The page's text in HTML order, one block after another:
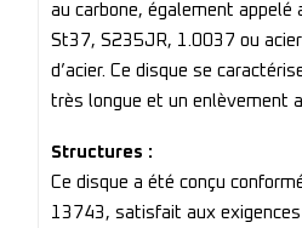
au carbone, également appelé
St37, S235JR, 1.0037 ou
d’acier. Ce disque se
très longue et un enlèvement
Structures :
Ce disque a été conçu
13743, satisfait aux